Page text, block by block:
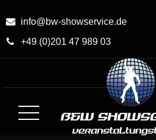
to
info@bw-showservice.de
+49 (0)201 47 989 03
BW-Showservice.de
Medien- und Veranstaltungstechnik